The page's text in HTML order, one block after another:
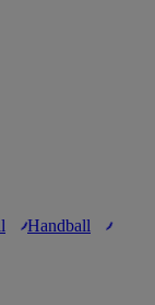
Handball